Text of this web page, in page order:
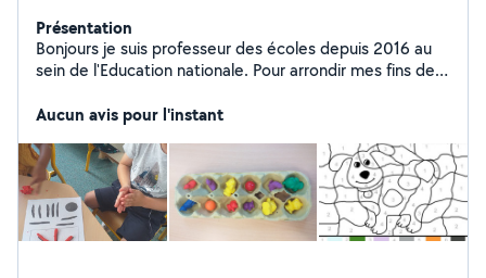
Présentation
Bonjours je suis professeur des écoles depuis 2016 au
sein de l'Education nationale. Pour arrondir mes fins de
fais partie des 59 écoles laboratoires mises en place
maternelle particulièrement de la petite section à la
grande section. Cours possible jusqu'en CM2 voir
collège en Maths et Français et histoire géographie +
anglais. Profil littéraire licence Histoire / Bts
communication des entreprises / Licence Pro gestion
Aucun avis pour l'instant